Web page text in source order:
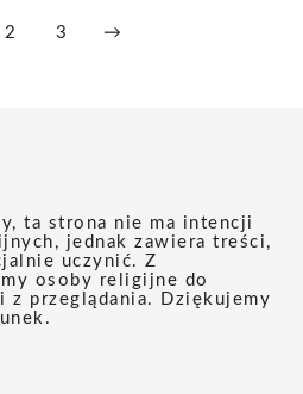
2 3 →
ta strona nie ma intencji
jednak zawiera treści,
uczynić. Z
osoby religijne do
z przeglądania. Dziękujemy